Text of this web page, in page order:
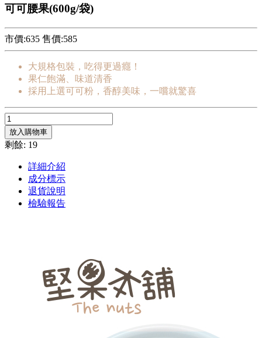
可可腰果(600g/袋)
市價:635 售價:585
大規格包裝，吃得更過癮！
果仁飽滿、味道清香
採用上選可可粉，香醇美味，一嚐就驚喜
放入購物車
剩餘: 19
詳細介紹
成分標示
退貨說明
檢驗報告